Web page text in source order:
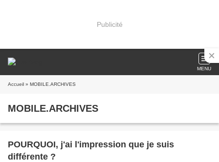
Publicité
MENU
Accueil » MOBILE.ARCHIVES
MOBILE.ARCHIVES
POURQUOI, j'ai l'impression que je suis
différente ?